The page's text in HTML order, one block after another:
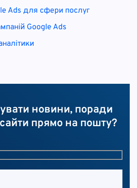
Ads для сфери послуг
Google Ads
новини, поради
прямо на пошту?